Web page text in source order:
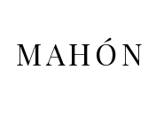
MAHÓN